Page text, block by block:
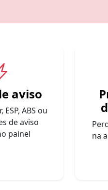
aviso
ABS ou
de aviso
painel
na